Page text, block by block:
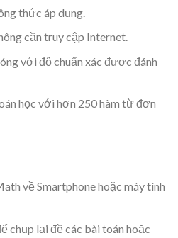
thức áp dụng.
cần truy cập Internet.
với độ chuẩn xác được đánh
học với hơn 250 hàm từ đơn
về Smartphone hoặc máy tính
chụp lại đề các bài toán hoặc